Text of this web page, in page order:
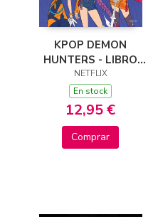
KPOP DEMON
HUNTERS - LIBRO
OFICIAL PARA
COLOREAR DELUXE
NETFLIX
En stock
12,95 €
Comprar